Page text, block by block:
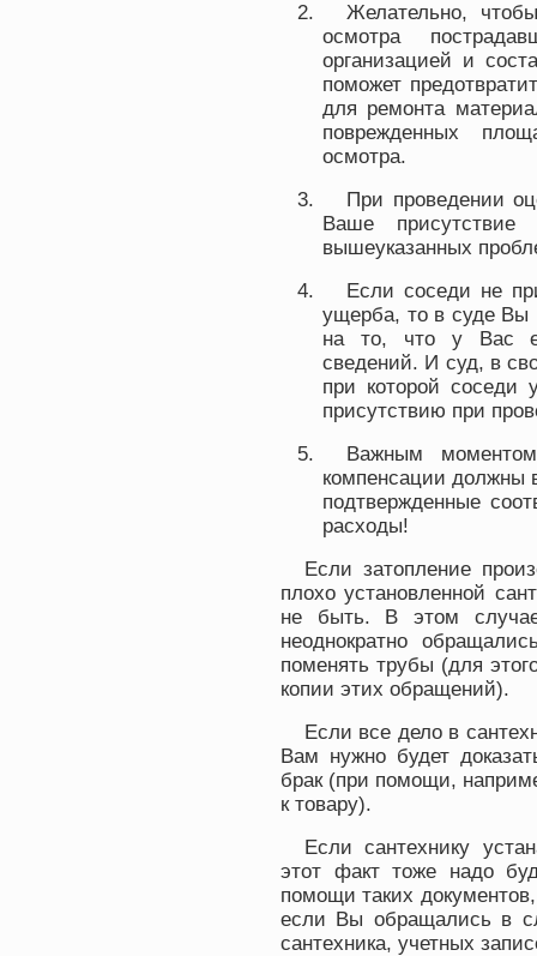
Желательно,
осмотра
организацией и
поможет
для ремонта
поврежденных
осмотра.
При проведении
Ваше присутствие
вышеуказанных
Если соседи не
ущерба, то в суде Вы
на то, что у Вас
сведений. И суд, в
при которой соседи
присутствию при
Важным
компенсации должны
подтвержденные
расходы!
Если затопление
плохо установленной
не быть. В этом
неоднократно
поменять трубы (для
копии этих обращений).
Если все дело в
Вам нужно будет
брак (при помощи,
к товару).
Если сантехнику
этот факт тоже надо
помощи таких
если Вы обращались в
сантехника, учетных